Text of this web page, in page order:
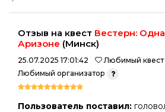
Отзыв на квест Вестерн:
Аризоне (Минск)
25.07.2025 17:01:42
Любимый квест
Любимый организатор
Пользователь поставил: